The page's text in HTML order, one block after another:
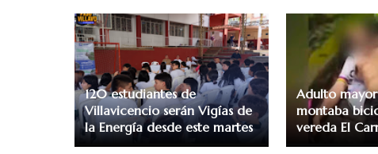
120 estudiantes de
Villavicencio serán Vigías de
la Energía desde este martes
Adulto
montaba
vereda El